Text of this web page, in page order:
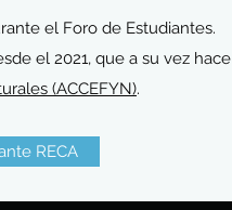
el Foro de Estudiantes.
el 2021, que a su vez hace
(ACCEFYN).
RECA